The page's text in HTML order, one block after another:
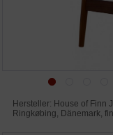
Hersteller: House of Finn
Ringkøbing, Dänemark,